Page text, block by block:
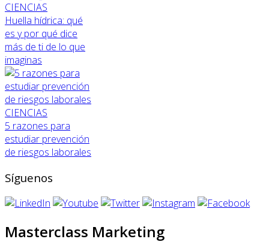
CIENCIAS
Huella hídrica: qué
es y por qué dice
más de ti de lo que
imaginas
CIENCIAS
5 razones para
estudiar prevención
de riesgos laborales
Síguenos
Masterclass Marketing